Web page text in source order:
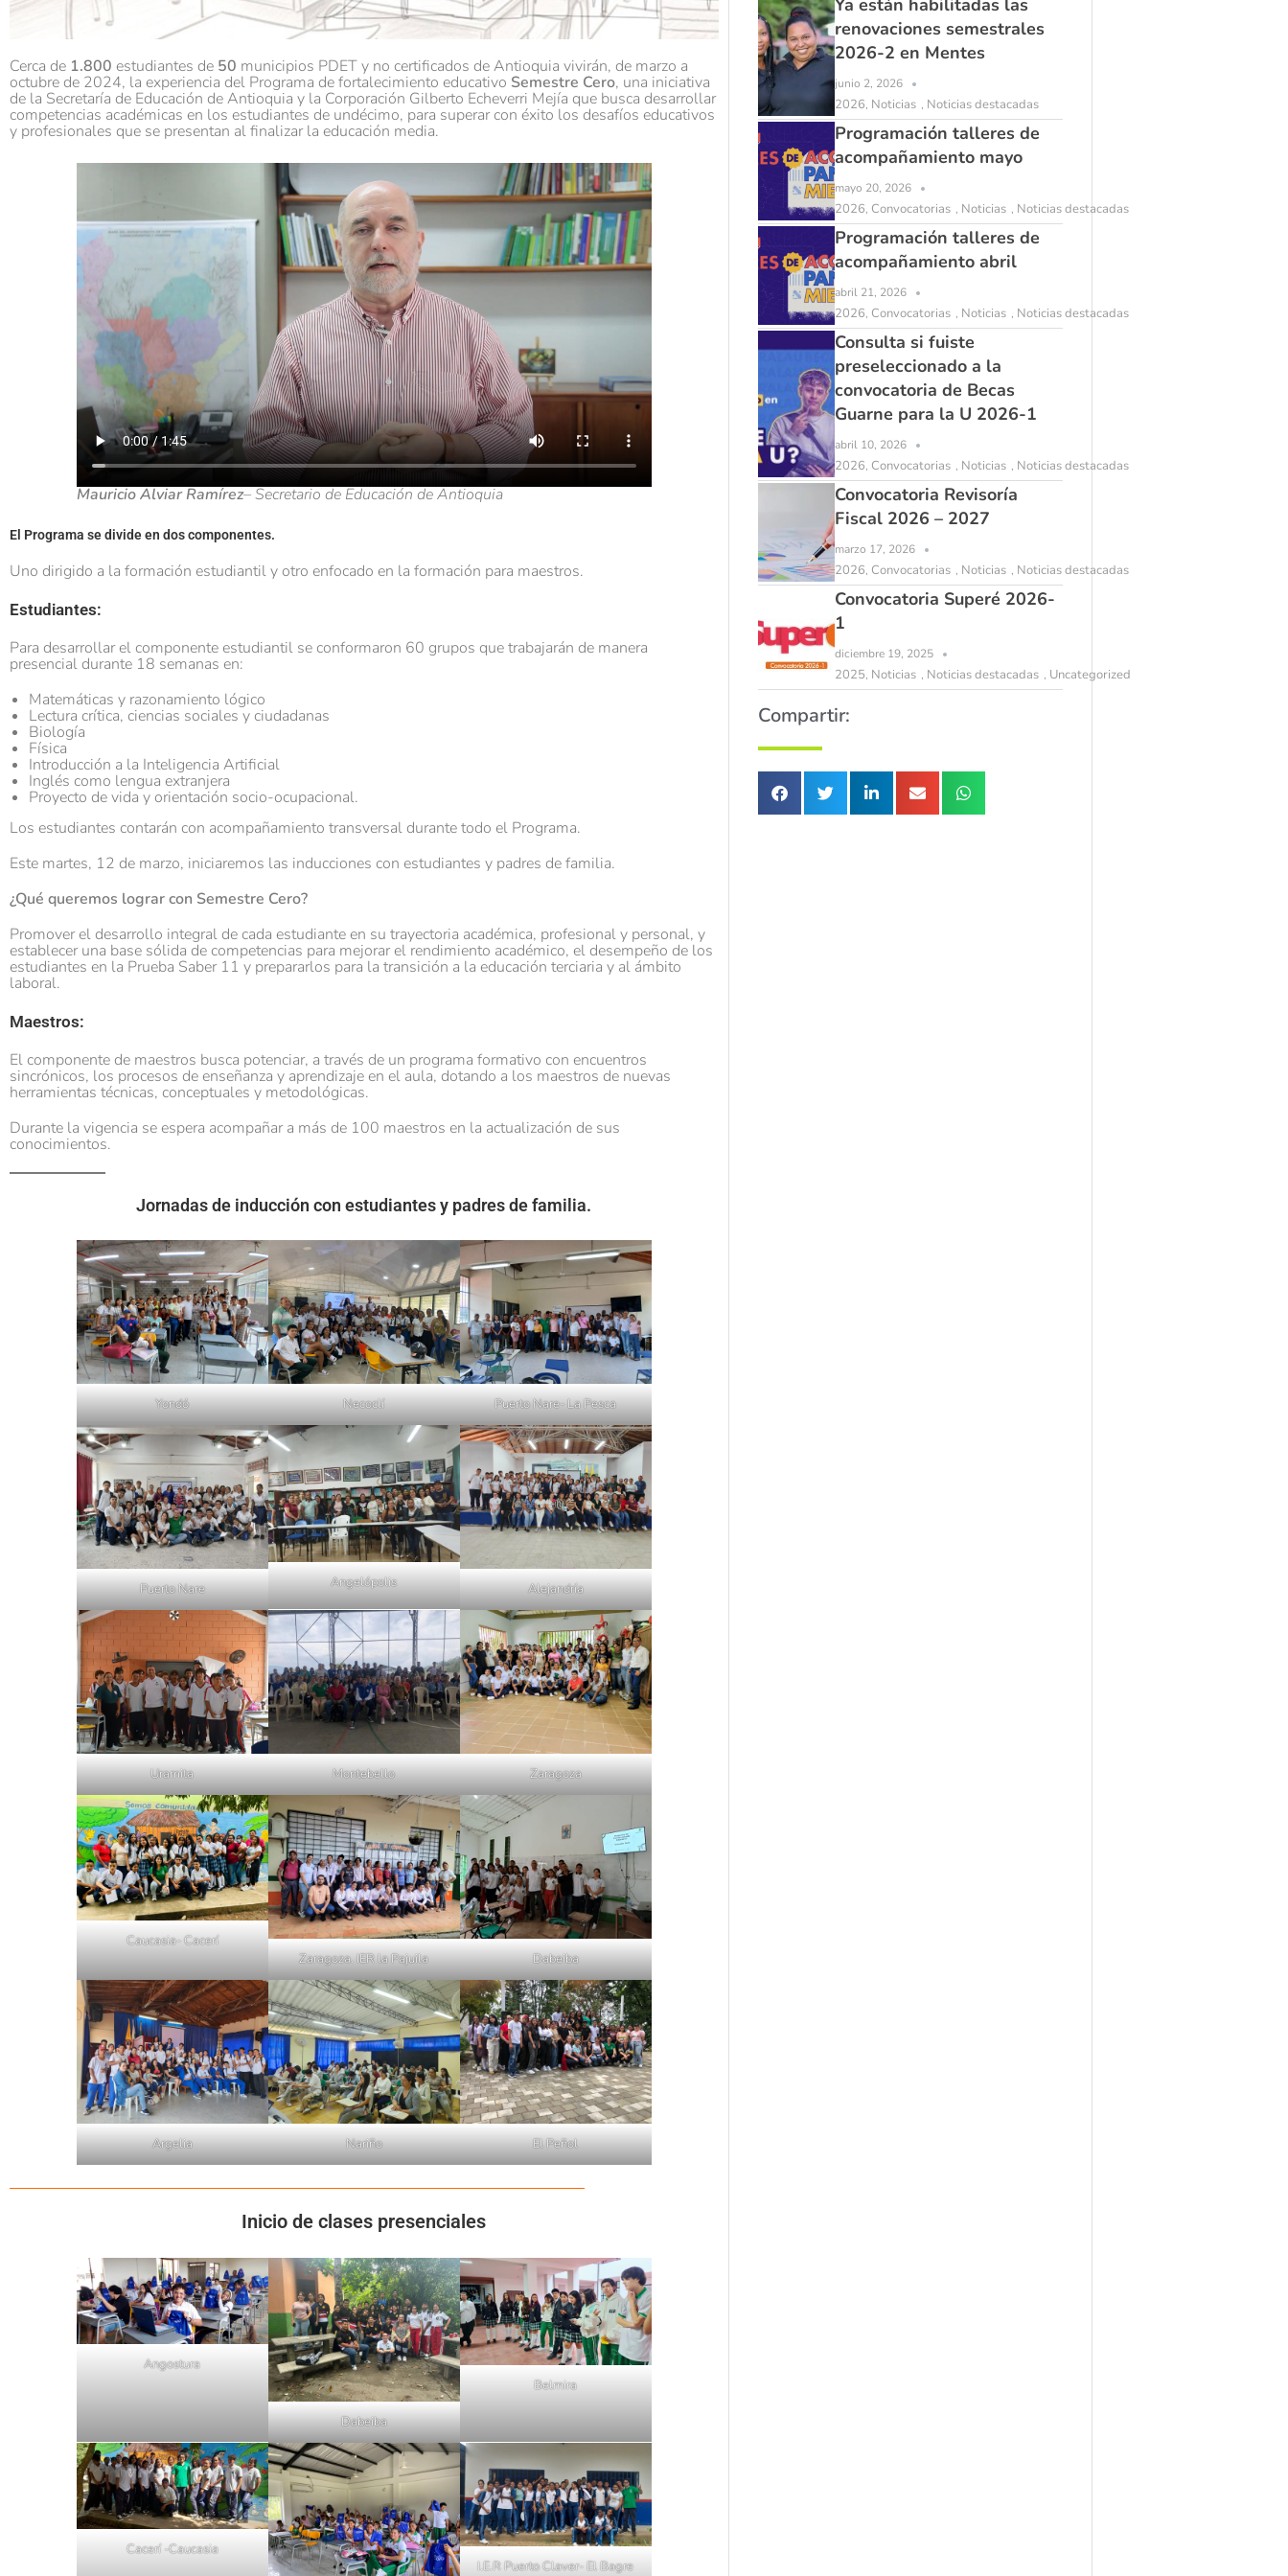
Cerca de 1.800 estudiantes de 50 municipios PDET y no certificados de Antioquia vivirán, de marzo a
octubre de 2024, la experiencia del Programa de fortalecimiento educativo Semestre Cero, una iniciativa
de la Secretaría de Educación de Antioquia y la Corporación Gilberto Echeverri Mejía que busca desarrollar
competencias académicas en los estudiantes de undécimo, para superar con éxito los desafíos educativos
y profesionales que se presentan al finalizar la educación media.
Mauricio Alviar Ramírez– Secretario de Educación de Antioquia
El Programa se divide en dos componentes.
Uno dirigido a la formación estudiantil y otro enfocado en la formación para maestros.
Estudiantes:
Para desarrollar el componente estudiantil se conformaron 60 grupos que trabajarán de manera
presencial durante 18 semanas en:
Matemáticas y razonamiento lógico
Lectura crítica, ciencias sociales y ciudadanas
Biología
Física
Introducción a la Inteligencia Artificial
Inglés como lengua extranjera
Proyecto de vida y orientación socio-ocupacional.
Los estudiantes contarán con acompañamiento transversal durante todo el Programa.
Este martes, 12 de marzo, iniciaremos las inducciones con estudiantes y padres de familia.
¿Qué queremos lograr con Semestre Cero?
Promover el desarrollo integral de cada estudiante en su trayectoria académica, profesional y personal, y
establecer una base sólida de competencias para mejorar el rendimiento académico, el desempeño de los
estudiantes en la Prueba Saber 11 y prepararlos para la transición a la educación terciaria y al ámbito
laboral.
Maestros:
El componente de maestros busca potenciar, a través de un programa formativo con encuentros
sincrónicos, los procesos de enseñanza y aprendizaje en el aula, dotando a los maestros de nuevas
herramientas técnicas, conceptuales y metodológicas.
Durante la vigencia se espera acompañar a más de 100 maestros en la actualización de sus
conocimientos.
Jornadas de inducción con estudiantes y padres de familia.
Yondó Necoclí Puerto Nare- La Pesca
Puerto Nare Angelópolis Alejandría
Uramita Montebello Zaragoza
Caucasia- Cacerí
Zaragoza. IER la Pajuila
Dabeiba
Argelia Nariño El Peñol
Inicio de clases presenciales
Angostura
Dabeiba
Belmira
Cacerí -Caucasia
I.E.R Puerto Claver- El Bagre
Ya están habilitadas las
renovaciones semestrales
2026-2 en Mentes
junio 2, 2026
2026, Noticias , Noticias destacadas
Programación talleres de
acompañamiento mayo
mayo 20, 2026
2026, Convocatorias , Noticias , Noticias destacadas
Programación talleres de
acompañamiento abril
abril 21, 2026
2026, Convocatorias , Noticias , Noticias destacadas
Consulta si fuiste
preseleccionado a la
convocatoria de Becas
Guarne para la U 2026-1
abril 10, 2026
2026, Convocatorias , Noticias , Noticias destacadas
Convocatoria Revisoría
Fiscal 2026 – 2027
marzo 17, 2026
2026, Convocatorias , Noticias , Noticias destacadas
Convocatoria Superé 2026-
1
diciembre 19, 2025
2025, Noticias , Noticias destacadas , Uncategorized
Compartir: